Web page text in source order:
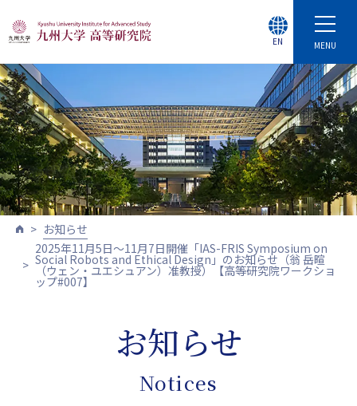
MENU
EN
お知らせ
2025年11月5日～11月7日開催「IAS-FRIS Symposium on
Social Robots and Ethical Design」のお知らせ（翁 岳暄
（ウェン・ユエシュアン）准教授）【高等研究院ワークショ
ップ#007】
お知らせ
Notices